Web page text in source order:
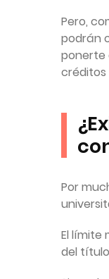
Pero,
podrán
ponerte
créditos
Por
El límite
del